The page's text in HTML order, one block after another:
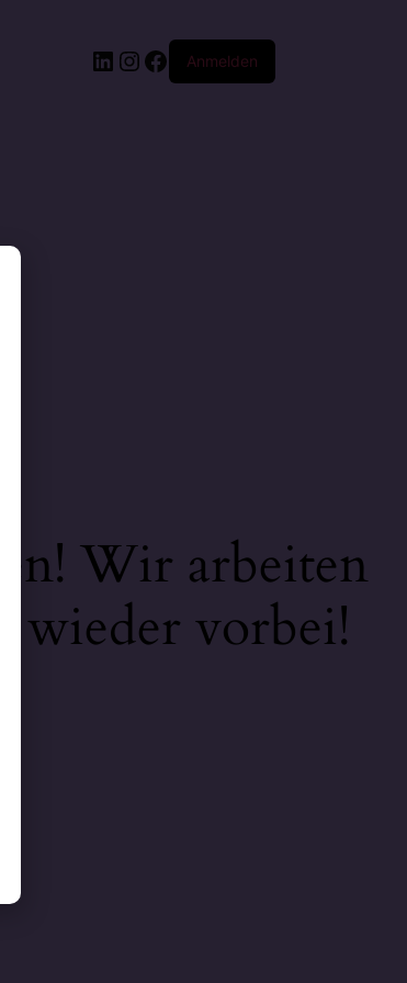
Anmelden
Wir arbeiten
wieder vorbei!